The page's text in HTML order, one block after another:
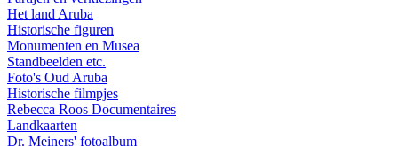
Het land Aruba
Historische figuren
Monumenten en Musea
Standbeelden etc.
Foto's Oud Aruba
Historische filmpjes
Rebecca Roos Documentaires
Landkaarten
Dr. Meiners' fotoalbum